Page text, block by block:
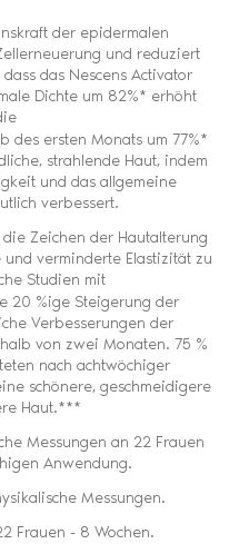
der epidermalen
und reduziert
das Nescens Activator
Dichte um 82%* erhöht
des ersten Monats um 77%*
strahlende Haut, indem
und das allgemeine
verbessert.
Zeichen der Hautalterung
verminderte Elastizität zu
Studien mit
20 %ige Steigerung der
Verbesserungen der
von zwei Monaten. 75 %
nach achtwöchiger
schönere, geschmeidigere
Haut.***
Messungen an 22 Frauen
Anwendung.
Messungen.
Frauen - 8 Wochen.